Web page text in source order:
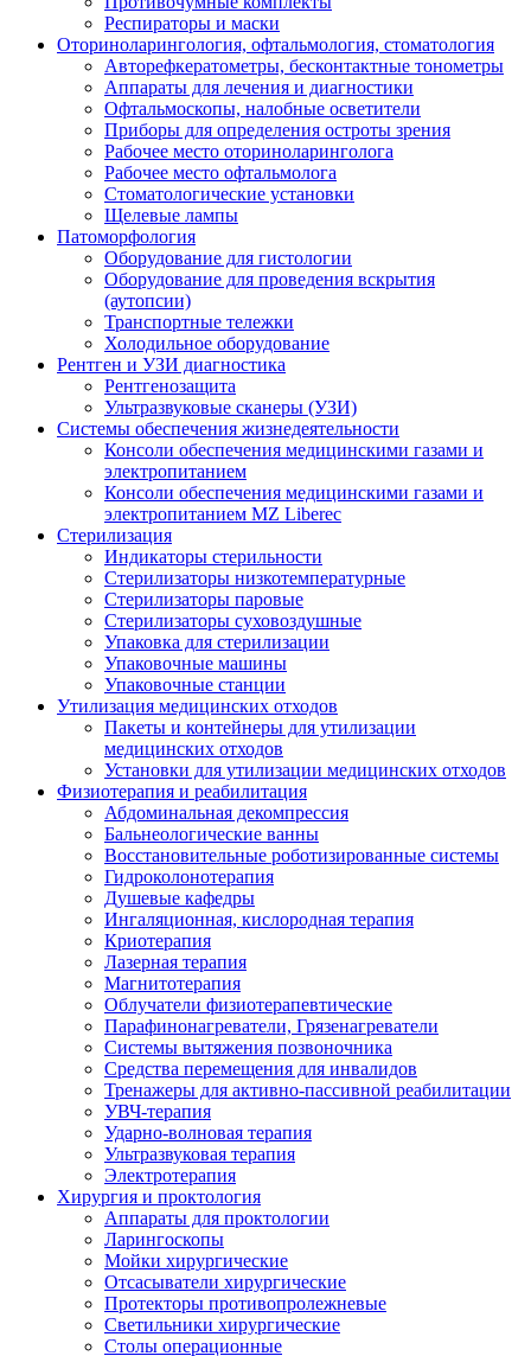
Респираторы и маски
Оториноларингология, офтальмология, стоматология
Авторефкератометры, бесконтактные тонометры
Аппараты для лечения и диагностики
Офтальмоскопы, налобные осветители
Приборы для определения остроты зрения
Рабочее место оториноларинголога
Рабочее место офтальмолога
Стоматологические установки
Щелевые лампы
Патоморфология
Оборудование для гистологии
Оборудование для проведения вскрытия
(аутопсии)
Транспортные тележки
Холодильное оборудование
Рентген и УЗИ диагностика
Рентгенозащита
Ультразвуковые сканеры (УЗИ)
Системы обеспечения жизнедеятельности
Консоли обеспечения медицинскими газами и
электропитанием
Консоли обеспечения медицинскими газами и
электропитанием MZ Liberec
Стерилизация
Индикаторы стерильности
Стерилизаторы низкотемпературные
Стерилизаторы паровые
Стерилизаторы суховоздушные
Упаковка для стерилизации
Упаковочные машины
Упаковочные станции
Утилизация медицинских отходов
Пакеты и контейнеры для утилизации
медицинских отходов
Установки для утилизации медицинских отходов
Физиотерапия и реабилитация
Абдоминальная декомпрессия
Бальнеологические ванны
Восстановительные роботизированные системы
Гидроколонотерапия
Душевые кафедры
Ингаляционная, кислородная терапия
Криотерапия
Лазерная терапия
Магнитотерапия
Облучатели физиотерапевтические
Парафинонагреватели, Грязенагреватели
Системы вытяжения позвоночника
Средства перемещения для инвалидов
Тренажеры для активно-пассивной реабилитации
УВЧ-терапия
Ударно-волновая терапия
Ультразвуковая терапия
Электротерапия
Хирургия и проктология
Аппараты для проктологии
Ларингоскопы
Мойки хирургические
Отсасыватели хирургические
Протекторы противопролежневые
Светильники хирургические
Столы операционные